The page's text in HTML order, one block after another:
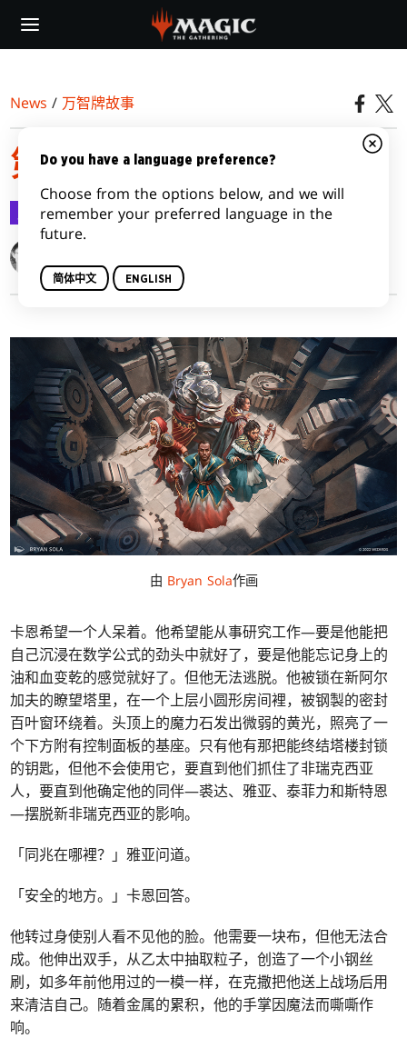
main
News / 万智牌故事
第三集：上锁的塔
万智牌故事 2022-08-12
由 Bryan Sola作画
卡恩希望一个人呆着。他希望能从事研究工作—要是他能把
自己沉浸在数学公式的劲头中就好了，要是他能忘记身上的
油和血变乾的感觉就好了。但他无法逃脱。他被锁在新阿尔
加夫的瞭望塔里，在一个上层小圆形房间裡，被钢製的密封
百叶窗环绕着。头顶上的魔力石发出微弱的黄光，照亮了一
个下方附有控制面板的基座。只有他有那把能终结塔楼封锁
的钥匙，但他不会使用它，要直到他们抓住了非瑞克西亚
人，要直到他确定他的同伴—裘达、雅亚、泰菲力和斯特恩
—摆脱新非瑞克西亚的影响。
「同兆在哪裡？」雅亚问道。
「安全的地方。」卡恩回答。
他转过身使别人看不见他的脸。他需要一块布，但他无法合
成。他伸出双手，从乙太中抽取粒子，创造了一个小钢丝
刷，如多年前他用过的一模一样，在克撒把他送上战场后用
来清洁自己。随着金属的累积，他的手掌因魔法而嘶嘶作
响。
Do you have a language preference?
Choose from the options below, and we will
remember your preferred language in the
future.
简体中文 ENGLISH